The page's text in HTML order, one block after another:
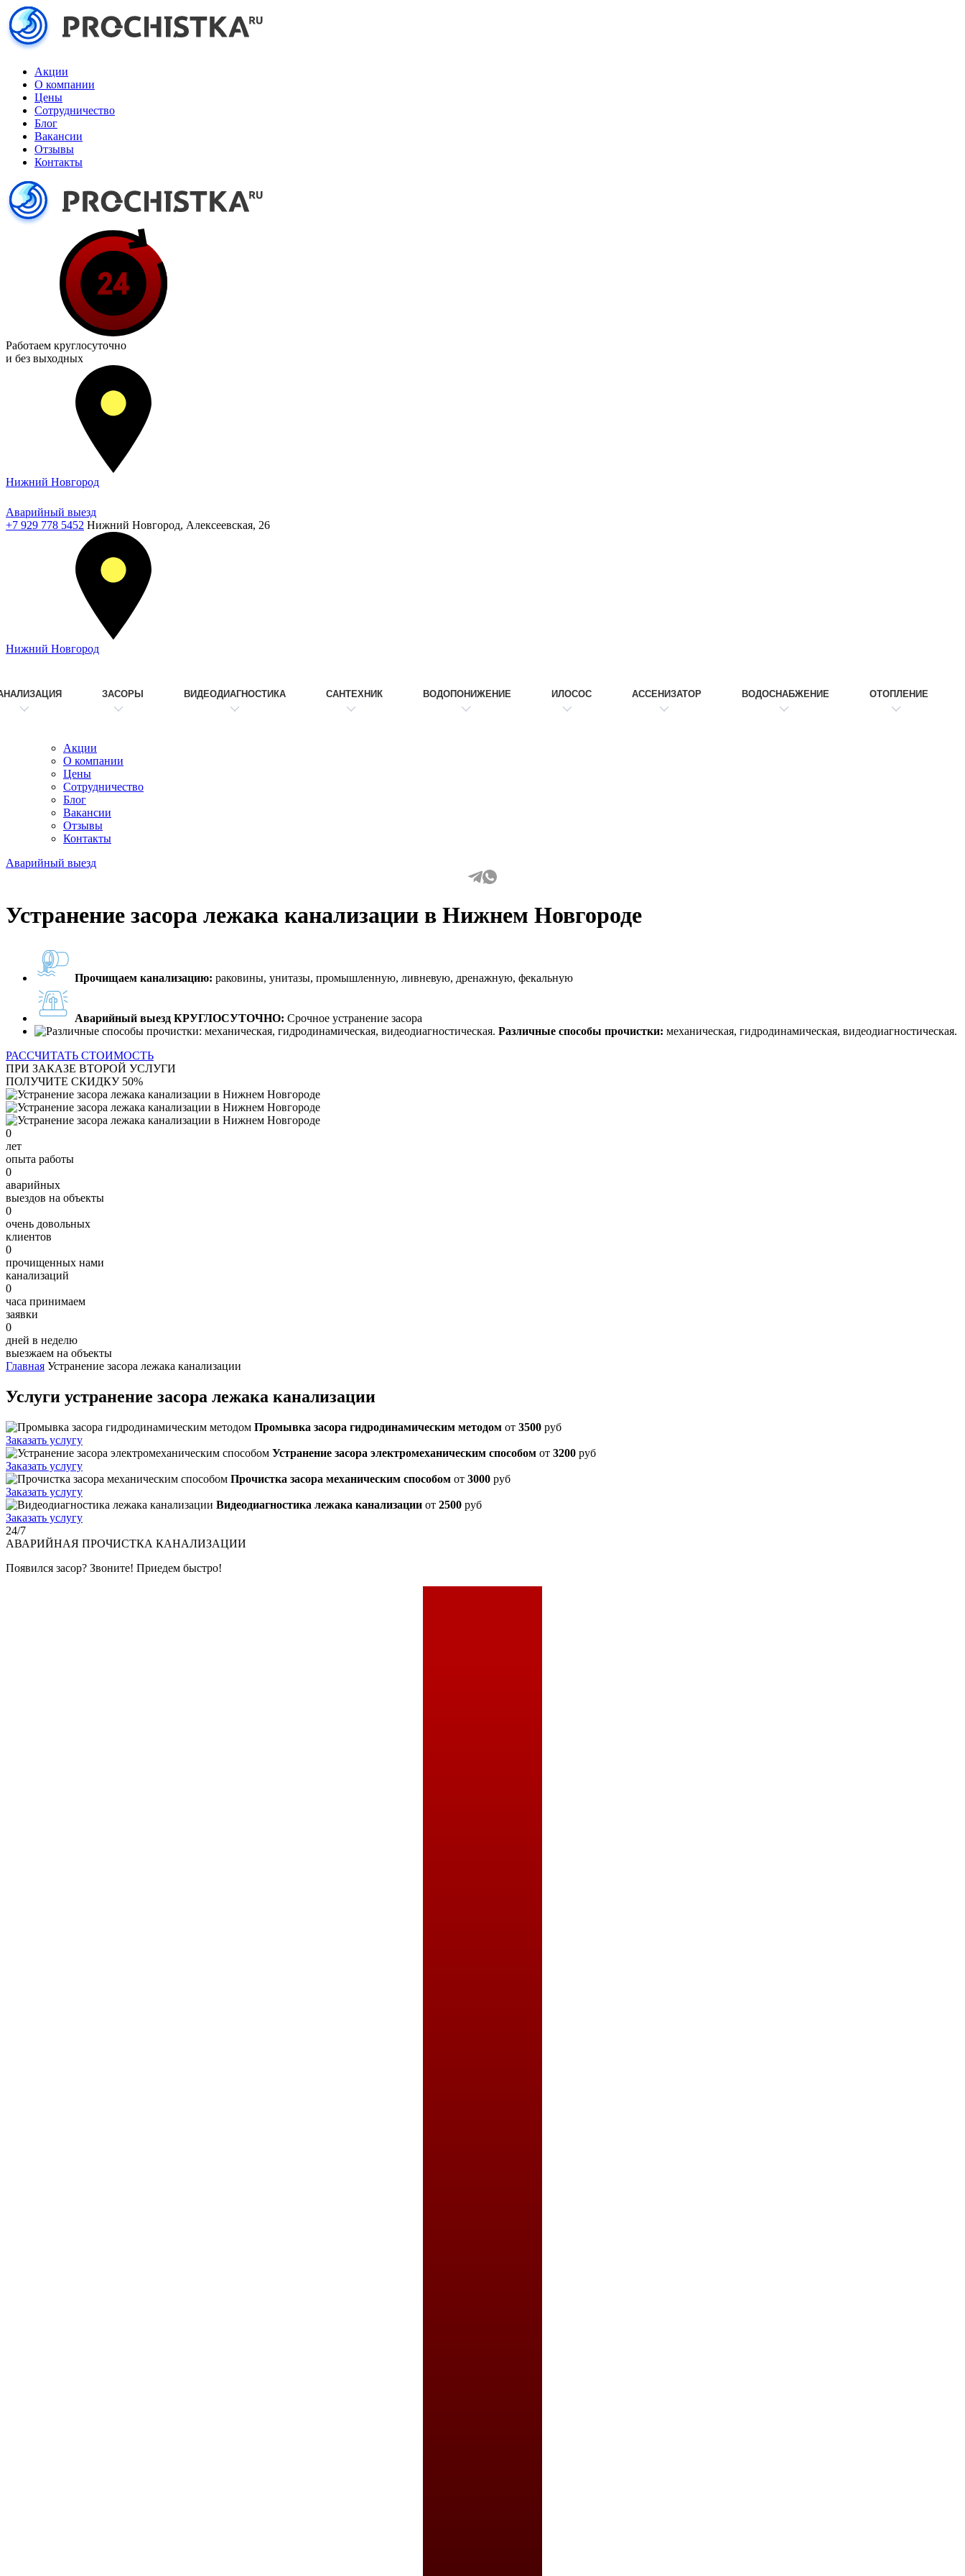
Акции
О компании
Цены
Сотрудничество
Блог
Вакансии
Отзывы
Контакты
Работаем круглосуточно
и без выходных
Нижний Новгород
Аварийный выезд
+7 929 778 5452 Нижний Новгород, Алексеевская, 26
Нижний Новгород
ЗАСОРЫ ВИДЕОДИАГНОСТИКА САНТЕХНИК ВОДОПОНИЖЕНИЕ ИЛОСОС АССЕНИЗАТОР ВОДОСНАБЖЕНИЕ ОТОПЛЕНИЕ
Акции
О компании
Цены
Сотрудничество
Блог
Вакансии
Отзывы
Контакты
Аварийный выезд
Устранение засора лежака канализации в Нижнем Новгороде
Прочищаем канализацию: раковины, унитазы, промышленную, ливневую, дренажную, фекальную
Аварийный выезд КРУГЛОСУТОЧНО: Срочное устранение засора
Различные способы прочистки: механическая, гидродинамическая, видеодиагностическая.
РАССЧИТАТЬ СТОИМОСТЬ
ПРИ ЗАКАЗЕ ВТОРОЙ УСЛУГИ
ПОЛУЧИТЕ СКИДКУ 50%
0
лет
опыта работы
0
аварийных
выездов на объекты
0
очень довольных
клиентов
0
прочищенных нами
канализаций
0
часа принимаем
заявки
0
дней в неделю
выезжаем на объекты
Главная Устранение засора лежака канализации
Услуги устранение засора лежака канализации
Промывка засора гидродинамическим методом от 3500 руб
Заказать услугу
Устранение засора электромеханическим способом от 3200 руб
Заказать услугу
Прочистка засора механическим способом от 3000 руб
Заказать услугу
Видеодиагностика лежака канализации от 2500 руб
Заказать услугу
24/7
АВАРИЙНАЯ ПРОЧИСТКА КАНАЛИЗАЦИИ
Появился засор? Звоните! Приедем быстро!